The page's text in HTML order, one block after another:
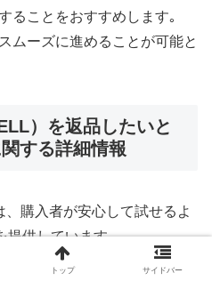
ることをおすすめします｡
ムーズに進めることが可能と
）を返品したいと
する詳細情報
購入者が安心して試せるよ
提供しています｡
が、いくつかのポイントを押
トップ サイドバー